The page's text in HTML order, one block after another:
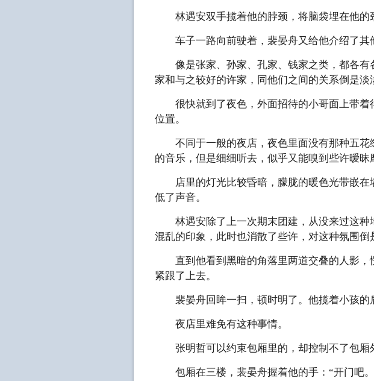
林遇安双手揽着他的脖颈，将脑袋埋在他的
车子一路向前驶着，裴晏舟又给他介绍了其
像是张家、孙家、孔家、钱家之类，都各有
家和与之较好的许家，同他们之间的关系倒是淡
很快就到了夜色，外面招待的小哥面上带着
位置。
不同于一般的夜店，夜色里面没有那种五花
的音乐，但是细细听去，似乎又能嗅到些许暧昧
店里的灯光比较昏暗，朦胧的暖色光带嵌在
低了声音。
林遇安除了上一次期末团建，从没来过这种
混乱的印象，此时也消散了些许，对这种氛围倒
直到他看到黑暗的角落里两道交叠的人影，
紧跟了上去。
裴晏舟回眸一扫，顿时明了。他揽着小孩的
夜店里难免有这种事情。
张明哲可以约束包厢里的，却控制不了包厢
包厢在三楼，裴晏舟握着他的手：“开门吧